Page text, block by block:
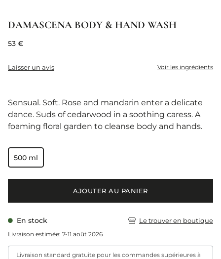
DAMASCENA BODY & HAND WASH
53 €
Laisser un avis Voir les ingrédients
Sensual. Soft. Rose and mandarin enter a delicate
dance. Suds of cedarwood in a soothing caress. A
foaming floral garden to cleanse body and hands.
500 ml
AJOUTER AU PANIER
En stock
Livraison estimée: 7-11 août 2026
Le trouver en boutique
Livraison standard gratuite pour les commandes supérieures à